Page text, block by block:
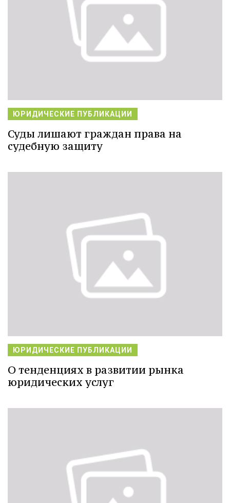
ЮРИДИЧЕСКИЕ ПУБЛИКАЦИИ
Суды лишают граждан права на
судебную защиту
ЮРИДИЧЕСКИЕ ПУБЛИКАЦИИ
О тенденциях в развитии рынка
юридических услуг